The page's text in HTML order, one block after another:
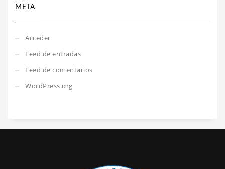
META
Acceder
Feed de entradas
Feed de comentarios
WordPress.org